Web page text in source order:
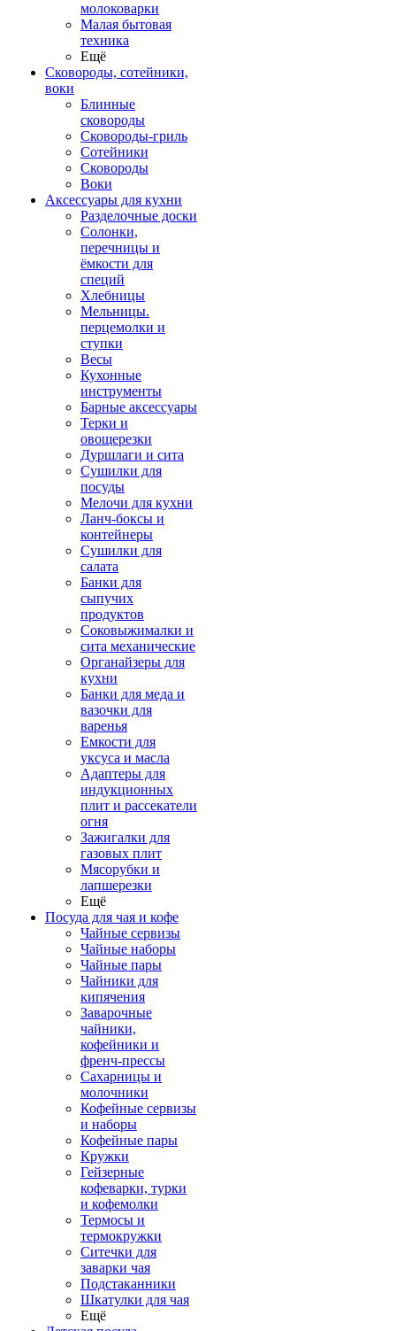
молоковарки
Малая бытовая
техника
Ещё
Сковороды, сотейники,
воки
Блинные
сковороды
Сковороды-гриль
Сотейники
Сковороды
Воки
Аксессуары для кухни
Разделочные доски
Солонки,
перечницы и
ёмкости для
специй
Хлебницы
Мельницы.
перцемолки и
ступки
Весы
Кухонные
инструменты
Барные аксессуары
Терки и
овощерезки
Дуршлаги и сита
Сушилки для
посуды
Мелочи для кухни
Ланч-боксы и
контейнеры
Сушилки для
салата
Банки для
сыпучих
продуктов
Соковыжималки и
сита механические
Органайзеры для
кухни
Банки для меда и
вазочки для
варенья
Емкости для
уксуса и масла
Адаптеры для
индукционных
плит и рассекатели
огня
Зажигалки для
газовых плит
Мясорубки и
лапшерезки
Ещё
Посуда для чая и кофе
Чайные сервизы
Чайные наборы
Чайные пары
Чайники для
кипячения
Заварочные
чайники,
кофейники и
френч-прессы
Сахарницы и
молочники
Кофейные сервизы
и наборы
Кофейные пары
Кружки
Гейзерные
кофеварки, турки
и кофемолки
Термосы и
термокружки
Ситечки для
заварки чая
Подстаканники
Шкатулки для чая
Ещё